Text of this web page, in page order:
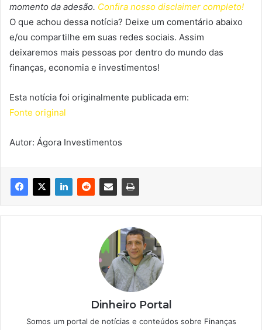
momento da adesão. Confira nosso disclaimer completo!
O que achou dessa notícia? Deixe um comentário abaixo
e/ou compartilhe em suas redes sociais. Assim
deixaremos mais pessoas por dentro do mundo das
finanças, economia e investimentos!
Esta notícia foi originalmente publicada em:
Fonte original
Autor: Ágora Investimentos
Dinheiro Portal
Somos um portal de notícias e conteúdos sobre Finanças